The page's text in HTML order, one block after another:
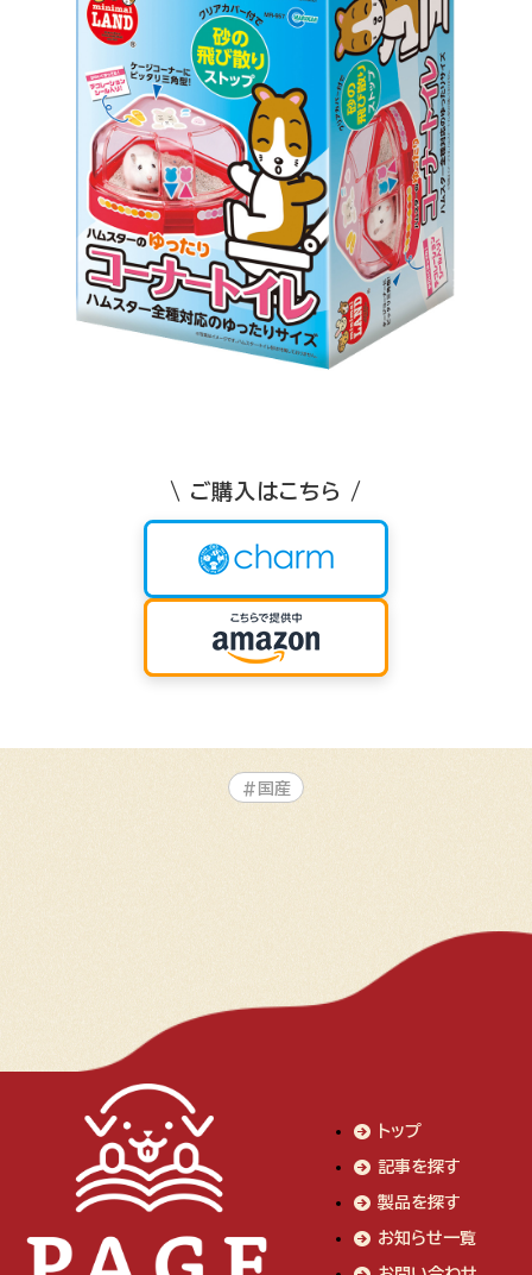
\ ご購入はこちら /
#国産
トップ
記事を探す
製品を探す
お知らせ一覧